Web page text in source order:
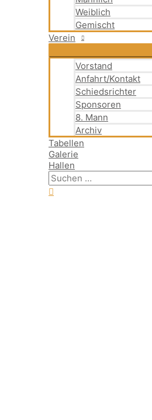
Weiblich
Gemischt
Verein
Vorstand
Anfahrt/Kontakt
Schiedsrichter
Sponsoren
8. Mann
Archiv
Tabellen
Galerie
Hallen